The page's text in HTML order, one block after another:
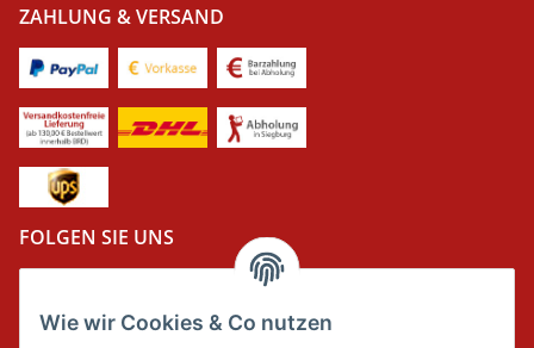
Wie wir Cookies & Co nutzen
ZAHLUNG & VERSAND
FOLGEN SIE UNS